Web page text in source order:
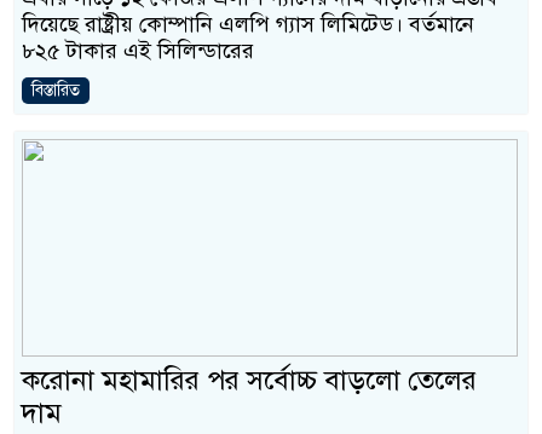
দিয়েছে রাষ্ট্রীয় কোম্পানি এলপি গ্যাস লিমিটেড। বর্তমানে
৮২৫ টাকার এই সিলিন্ডারের
বিস্তারিত
করোনা মহামারির পর সর্বোচ্চ বাড়লো তেলের
দাম